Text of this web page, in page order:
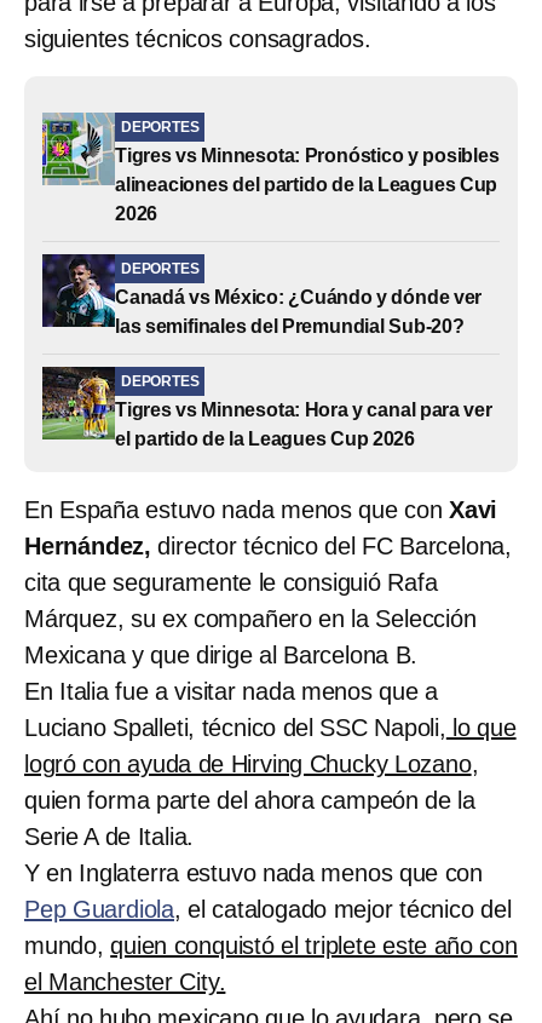
siguientes técnicos consagrados.
DEPORTES
Tigres vs Minnesota: Pronóstico y posibles
alineaciones del partido de la Leagues Cup
2026
DEPORTES
Canadá vs México: ¿Cuándo y dónde ver
las semifinales del Premundial Sub-20?
DEPORTES
Tigres vs Minnesota: Hora y canal para ver
el partido de la Leagues Cup 2026
En España estuvo nada menos que con Xavi
Hernández, director técnico del FC Barcelona,
cita que seguramente le consiguió Rafa
Márquez, su ex compañero en la Selección
Mexicana y que dirige al Barcelona B.
En Italia fue a visitar nada menos que a
Luciano Spalleti, técnico del SSC Napoli, lo que
logró con ayuda de Hirving Chucky Lozano,
quien forma parte del ahora campeón de la
Serie A de Italia.
Y en Inglaterra estuvo nada menos que con
Pep Guardiola, el catalogado mejor técnico del
mundo,quien conquistó el triplete este año con
el Manchester City.